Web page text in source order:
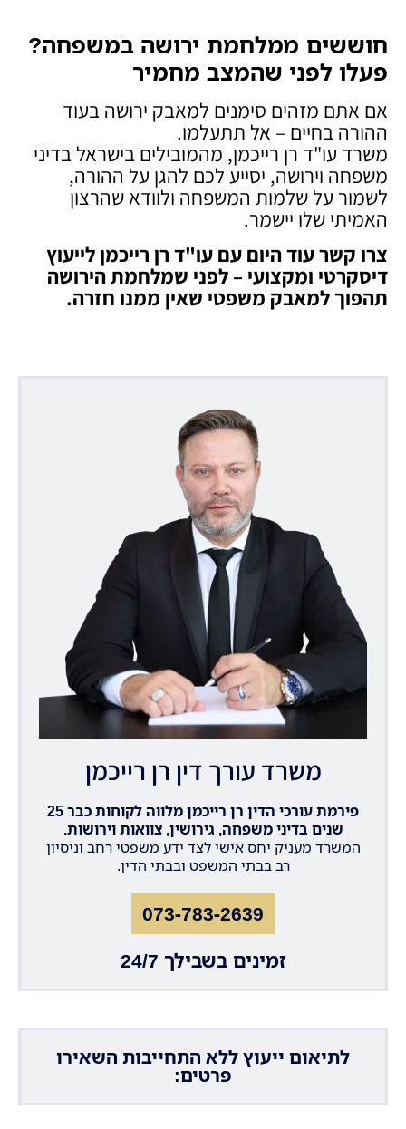
חוששים ממלחמת ירושה במשפחה?
פעלו לפני שהמצב מחמיר
אם אתם מזהים סימנים למאבק ירושה בעוד
ההורה בחיים – אל תתעלמו.
משרד עו"ד רן רייכמן, מהמובילים בישראל בדיני
משפחה וירושה, יסייע לכם להגן על ההורה,
לשמור על שלמות המשפחה ולוודא שהרצון
האמיתי שלו יישמר.
צרו קשר עוד היום עם עו"ד רן רייכמן לייעוץ
דיסקרטי ומקצועי – לפני שמלחמת הירושה
תהפוך למאבק משפטי שאין ממנו חזרה.
משרד עורך דין רן רייכמן
פירמת עורכי הדין רן רייכמן מלווה לקוחות כבר 25
שנים בדיני משפחה, גירושין, צוואות וירושות.
המשרד מעניק יחס אישי לצד ידע משפטי רחב וניסיון
רב בבתי המשפט ובבתי הדין.
073-783-2639
זמינים בשבילך 24/7
לתיאום ייעוץ ללא התחייבות השאירו
פרטים: